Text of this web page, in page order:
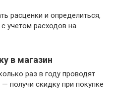
расценки и определиться,
учетом расходов на
в магазин
раз в году проводят
получи скидку при покупке